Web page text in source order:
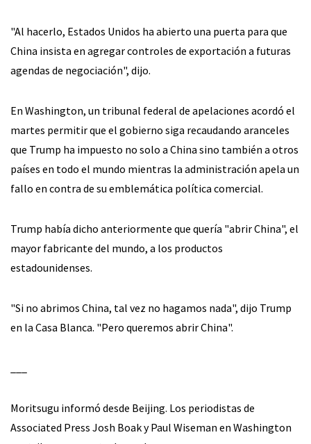
"Al hacerlo, Estados Unidos ha abierto una puerta para que
China insista en agregar controles de exportación a futuras
agendas de negociación", dijo.
En Washington, un tribunal federal de apelaciones acordó el
martes permitir que el gobierno siga recaudando aranceles
que Trump ha impuesto no solo a China sino también a otros
países en todo el mundo mientras la administración apela un
fallo en contra de su emblemática política comercial.
Trump había dicho anteriormente que quería "abrir China", el
mayor fabricante del mundo, a los productos
estadounidenses.
"Si no abrimos China, tal vez no hagamos nada", dijo Trump
en la Casa Blanca. "Pero queremos abrir China".
Moritsugu informó desde Beijing. Los periodistas de
Associated Press Josh Boak y Paul Wiseman en Washington